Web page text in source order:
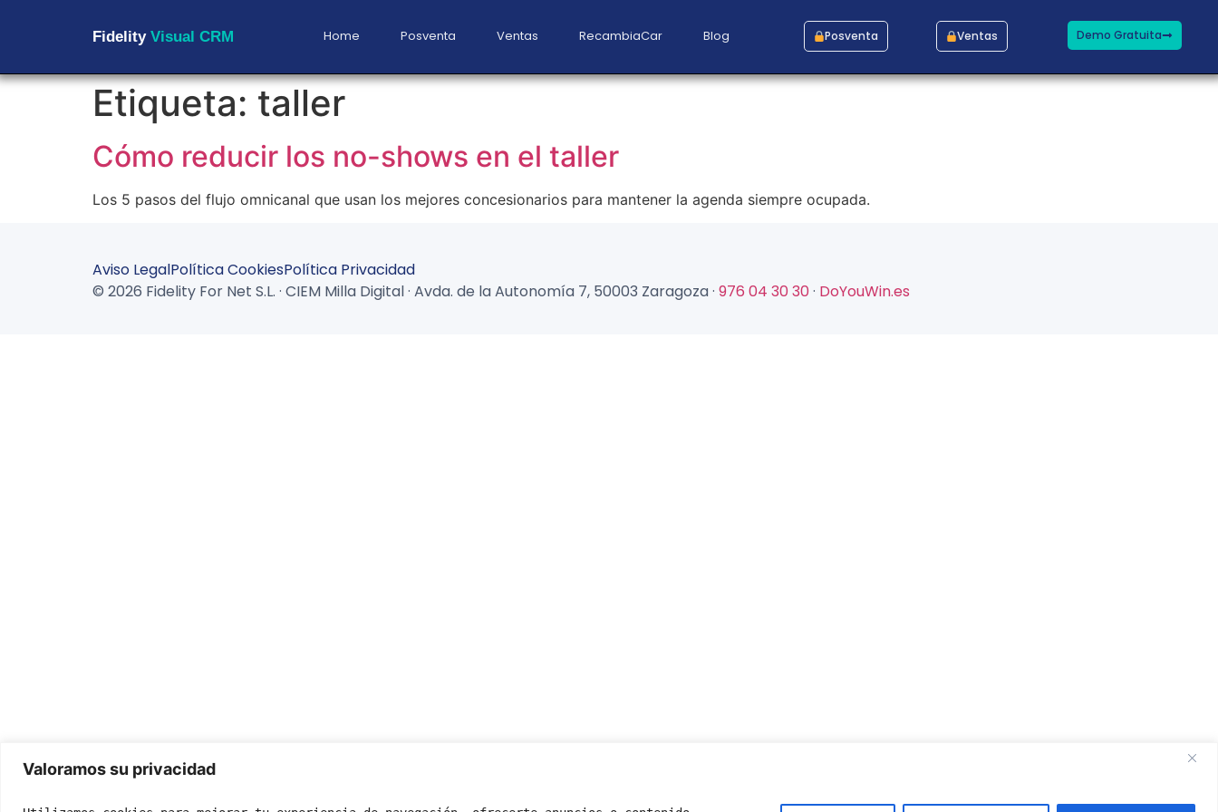
Valoramos su privacidad
FidelityVisual CRM Home Posventa Ventas RecambiaCar Blog Posventa Ventas Demo Gratuita
Etiqueta: taller
Cómo reducir los no-shows en el taller
Los 5 pasos del flujo omnicanal que usan los mejores concesionarios para mantener la agenda siempre ocupada.
Aviso LegalPolítica CookiesPolítica Privacidad
© 2026 Fidelity For Net S.L. · CIEM Milla Digital · Avda. de la Autonomía 7, 50003 Zaragoza · 976 04 30 30 · DoYouWin.es